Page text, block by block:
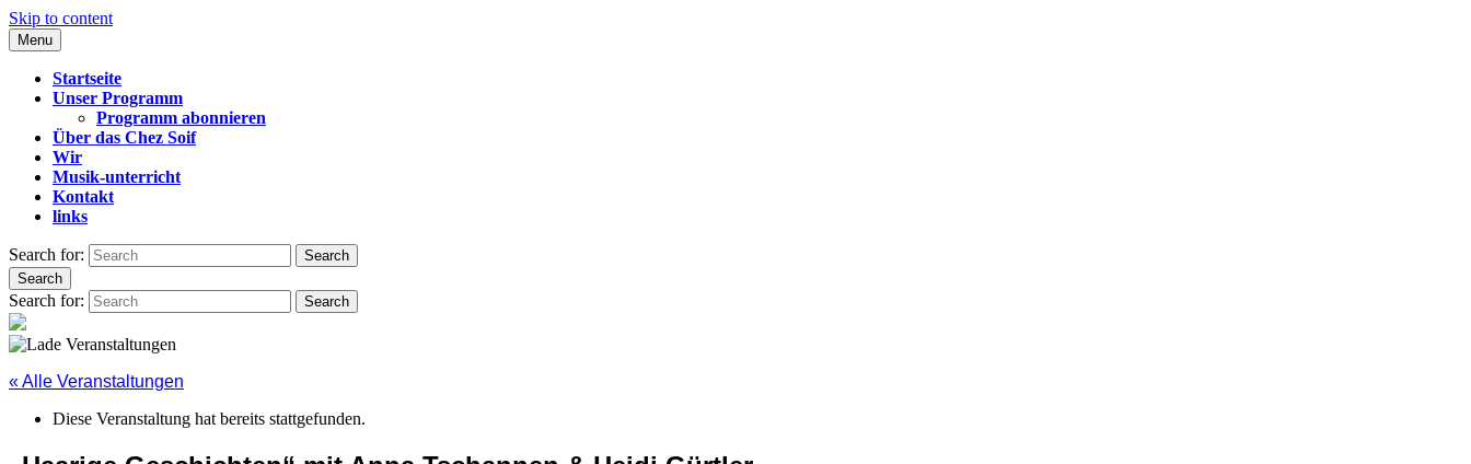
Skip to content
CHEZ SOIF
Menu
Startseite
Unser Programm
Programm abonnieren
Über das Chez Soif
Wir
Musik-unterricht
Kontakt
links
Search for:
Search
Search
Search for: Search
« Alle Veranstaltungen
Diese Veranstaltung hat bereits stattgefunden.